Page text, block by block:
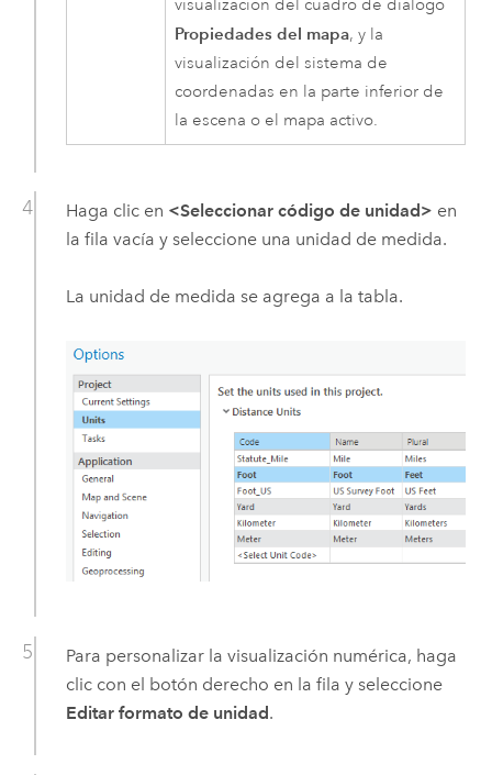
visualización del cuadro de diálogo
Propiedades del mapa, y la
visualización del sistema de
coordenadas en la parte inferior de
la escena o el mapa activo.
Haga clic en <Seleccionar código de unidad> en
la fila vacía y seleccione una unidad de medida.
La unidad de medida se agrega a la tabla.
Para personalizar la visualización numérica, haga
clic con el botón derecho en la fila y seleccione
Editar formato de unidad.